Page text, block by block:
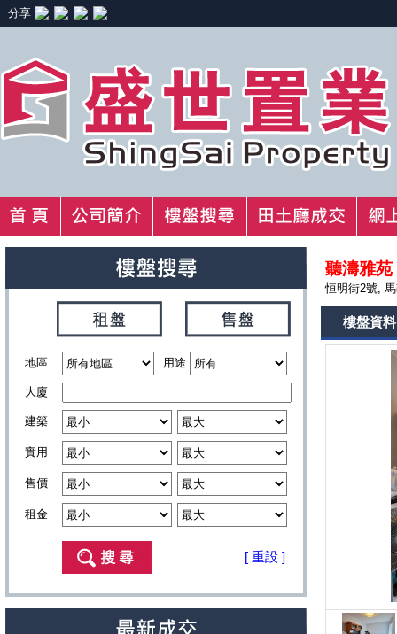
分享
地區 用途
大廈
建築
實用
售價
租金
[ 重設 ]
聽濤雅苑
恒明街2號,
樓盤資料